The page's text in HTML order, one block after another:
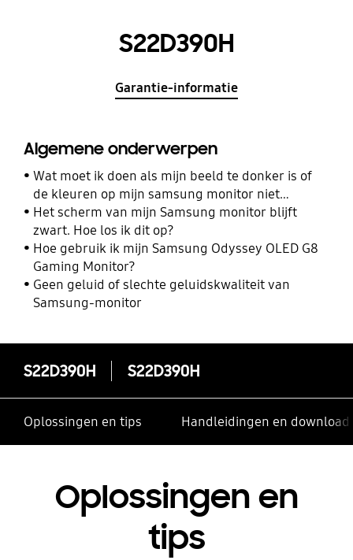
S22D390H
Garantie-informatie
Algemene onderwerpen
Wat moet ik doen als mijn beeld te donker is of
de kleuren op mijn samsung monitor niet
kloppen?
Het scherm van mijn Samsung monitor blijft
zwart. Hoe los ik dit op?
Hoe gebruik ik mijn Samsung Odyssey OLED G8
Gaming Monitor?
Geen geluid of slechte geluidskwaliteit van
Samsung-monitor
S22D390H S22D390H
Oplossingen en tips Handleidingen en
Oplossingen en
tips